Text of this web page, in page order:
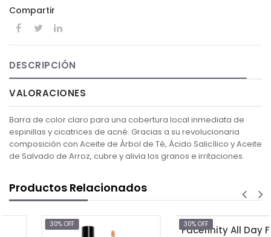
Compartir
DESCRIPCIÓN
VALORACIONES
Barra de color claro para una cobertura local inmediata de
espinillas y cicatrices de acné. Gracias a su revolucionaria
composición con Aceite de Árbol de Té, Ácido Salicílico y Aceite
de Salvado de Arroz, cubre y alivia los granos e irritaciones.
Productos Relacionados
Facefinity All Day Flawless Concealer (030)